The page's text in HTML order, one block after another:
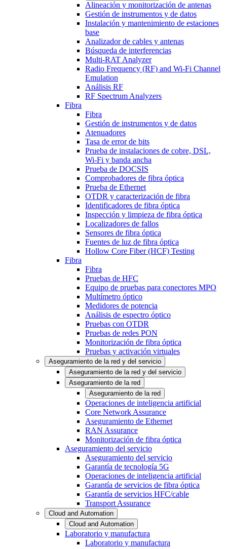
Alineación y monitorización de antenas
Gestión de instrumentos y de datos
Instalación y mantenimiento de estaciones
base
Analizador de cables y antenas
Búsqueda de interferencias
Multi-RAT Analyzer
Radio Frequency (RF) and Wi-Fi Channel
Emulation
Análisis RF
RF Spectrum Analyzers
Fibra
Fibra
Gestión de instrumentos y de datos
Atenuadores
Tasa de error de bits
Prueba de instalaciones de cobre, DSL,
Wi-Fi y banda ancha
Prueba de DOCSIS
Comprobadores de fibra óptica
Prueba de Ethernet
OTDR y caracterización de fibra
Identificadores de fibra óptica
Inspección y limpieza de fibra óptica
Localizadores de fallos
Sensores de fibra óptica
Fuentes de luz de fibra óptica
Hollow Core Fiber (HCF) Testing
Fibra
Fibra
Pruebas de HFC
Equipo de pruebas para conectores MPO
Multímetro óptico
Medidores de potencia
Análisis de espectro óptico
Pruebas con OTDR
Pruebas de redes PON
Monitorización de fibra óptica
Pruebas y activación virtuales
Aseguramiento de la red y del servicio
Aseguramiento de la red y del servicio
Aseguramiento de la red
Aseguramiento de la red
Operaciones de inteligencia artificial
Core Network Assurance
Aseguramiento de Ethernet
RAN Assurance
Monitorización de fibra óptica
Aseguramiento del servicio
Aseguramiento del servicio
Garantía de tecnología 5G
Operaciones de inteligencia artificial
Garantía de servicios de fibra óptica
Garantía de servicios HFC/cable
Transport Assurance
Cloud and Automation
Cloud and Automation
Laboratorio y manufactura
Laboratorio y manufactura